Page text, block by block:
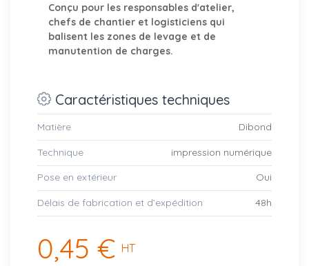
Conçu pour les responsables d'atelier,
chefs de chantier et logisticiens qui
balisent les zones de levage et de
manutention de charges.
Caractéristiques techniques
Matière Dibond
Technique impression numérique
Pose en extérieur Oui
Délais de fabrication et d’expédition 48h
0,45 € HT